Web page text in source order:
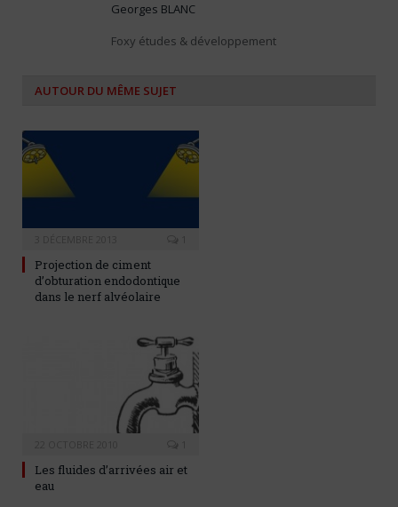
Georges BLANC
Foxy études & développement
AUTOUR DU MÊME SUJET
Projection de ciment
d’obturation endodontique
dans le nerf alvéolaire
Les fluides d’arrivées air et
eau